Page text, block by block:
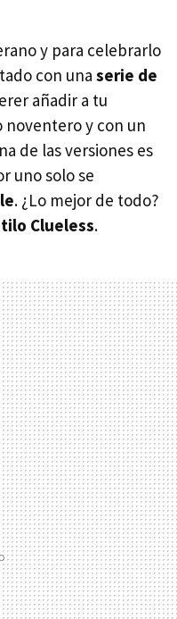
y para celebrarlo
con una serie de
añadir a tu
noventero y con un
de las versiones es
uno solo se
. ¿Lo mejor de todo?
Clueless.